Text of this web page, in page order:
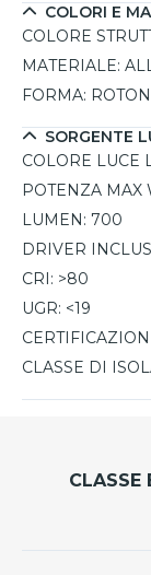
COLORI E
COLORE
MATERIALE:
FORMA:
SORGENTE
COLORE LUCE
POTENZA MAX
LUMEN: 700
DRIVER
CRI: >80
UGR: <19
CLASSE DI
CLASSE